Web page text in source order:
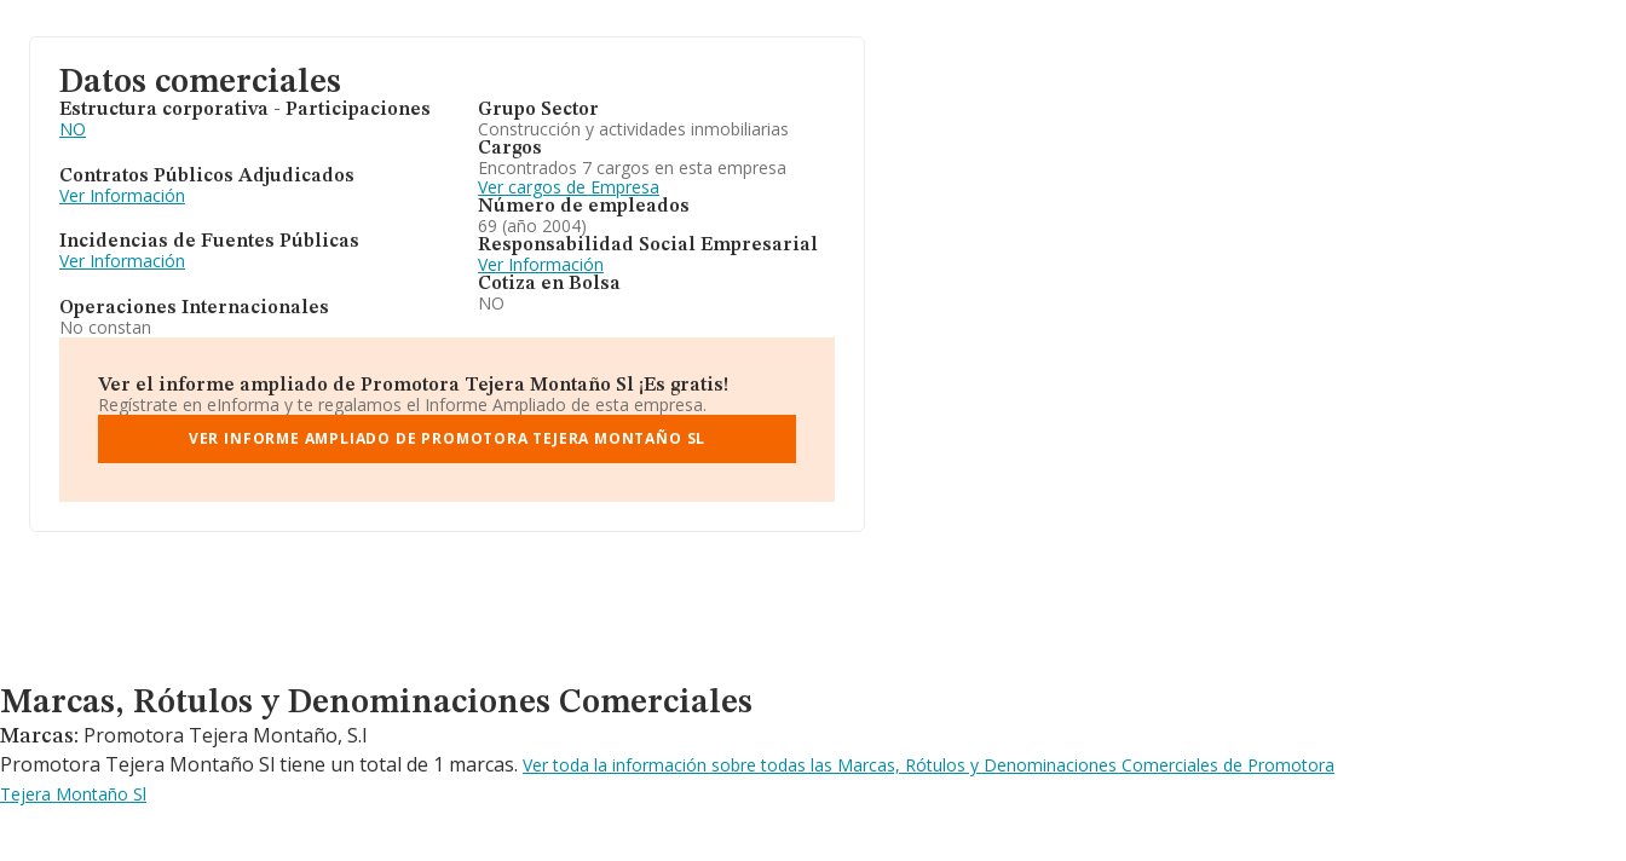
Datos comerciales
Estructura corporativa - Participaciones
NO
Contratos Públicos Adjudicados
Ver Información
Incidencias de Fuentes Públicas
Ver Información
Operaciones Internacionales
No constan
Grupo Sector
Construcción y actividades inmobiliarias
Cargos
Encontrados 7 cargos en esta empresa
Ver cargos de Empresa
Número de empleados
69 (año 2004)
Responsabilidad Social Empresarial
Ver Información
Cotiza en Bolsa
NO
Ver el informe ampliado de Promotora Tejera Montaño Sl ¡Es gratis!
Regístrate en eInforma y te regalamos el Informe Ampliado de esta empresa.
VER INFORME AMPLIADO DE PROMOTORA TEJERA MONTAÑO SL
Marcas, Rótulos y Denominaciones Comerciales
Marcas, Rótulos y Denominaciones Comerciales
Marcas: Promotora Tejera Montaño, S.l
Promotora Tejera Montaño Sl tiene un total de 1 marcas. Ver toda la información sobre todas las Marcas, Rótulos y Denominaciones Comerciales de Promotora
Tejera Montaño Sl